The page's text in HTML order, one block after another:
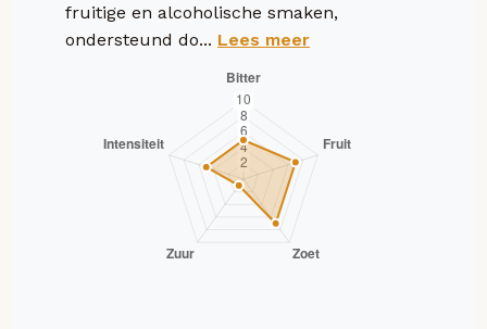
fruitige en alcoholische smaken,
ondersteund do... Lees meer